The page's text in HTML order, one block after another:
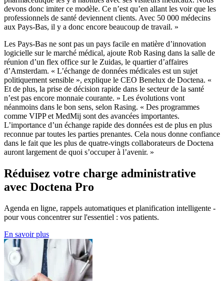
devons donc imiter ce modèle. Ce n’est qu’en allant les voir que les
professionnels de santé deviennent clients. Avec 50 000 médecins
aux Pays-Bas, il y a donc encore beaucoup de travail. »
Les Pays-Bas ne sont pas un pays facile en matière d’innovation
logicielle sur le marché médical, ajoute Rob Rasing dans la salle de
réunion d’un flex office sur le Zuidas, le quartier d’affaires
d’Amsterdam. « L’échange de données médicales est un sujet
politiquement sensible », explique le CEO Benelux de Doctena. «
Et de plus, la prise de décision rapide dans le secteur de la santé
n’est pas encore monnaie courante. » Les évolutions vont
néanmoins dans le bon sens, selon Rasing. « Des programmes
comme VIPP et MedMij sont des avancées importantes.
L’importance d’un échange rapide des données est de plus en plus
reconnue par toutes les parties prenantes. Cela nous donne confiance
dans le fait que les plus de quatre-vingts collaborateurs de Doctena
auront largement de quoi s’occuper à l’avenir. »
Réduisez votre charge administrative
avec Doctena Pro
Agenda en ligne, rappels automatiques et planification intelligente -
pour vous concentrer sur l'essentiel : vos patients.
En savoir plus